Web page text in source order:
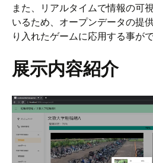
また、リアルタイムで情報の可
いるため、オープンデータの提
り入れたゲームに応用する事が
展示内容紹介